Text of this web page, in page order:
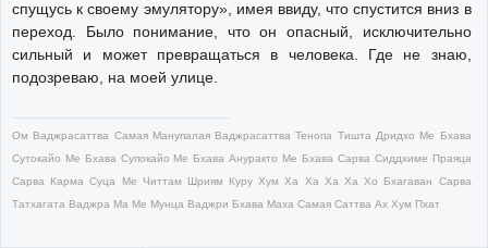
спущусь к своему эмулятору», имея ввиду, что спустится вниз в
переход. Было понимание, что он опасный, исключительно
сильный и может превращаться в человека. Где не знаю,
подозреваю, на моей улице.
Ом Ваджрасаттва Самая Манупалая Ваджрасаттва Тенопа Тишта Дридхо Ме Бхава
Сутокайо Ме Бхава Супокайо Ме Бхава Ануракто Ме Бхава Сарва Сиддхиме Праяца
Сарва Карма Суца Ме Читтам Шриям Куру Хум Ха Ха Ха Ха Хо Бхагаван Сарва
Татхагата Ваджра Ма Ме Мунца Ваджри Бхава Маха Самая Саттва Ах Хум Пхат